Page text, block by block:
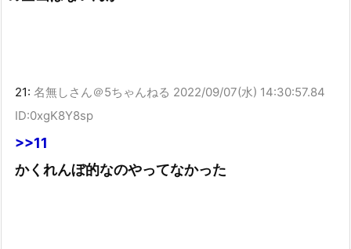
21: 名無しさん＠5ちゃんねる 2022/09/07(水) 14:30:57.84
ID:0xgK8Y8sp
>>11
かくれんぼ的なのやってなかった